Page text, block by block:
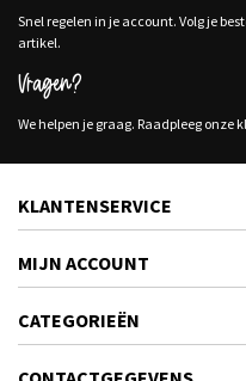
Snel regelen in je account. Volg je
artikel.
Vragen?
We helpen je graag. Raadpleeg onze
KLANTENSERVICE
MIJN ACCOUNT
CATEGORIEËN